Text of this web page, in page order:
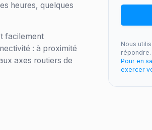
heures, quelques
facilement
: à proximité
axes routiers de
Nous
répondre.
Pour en
exercer